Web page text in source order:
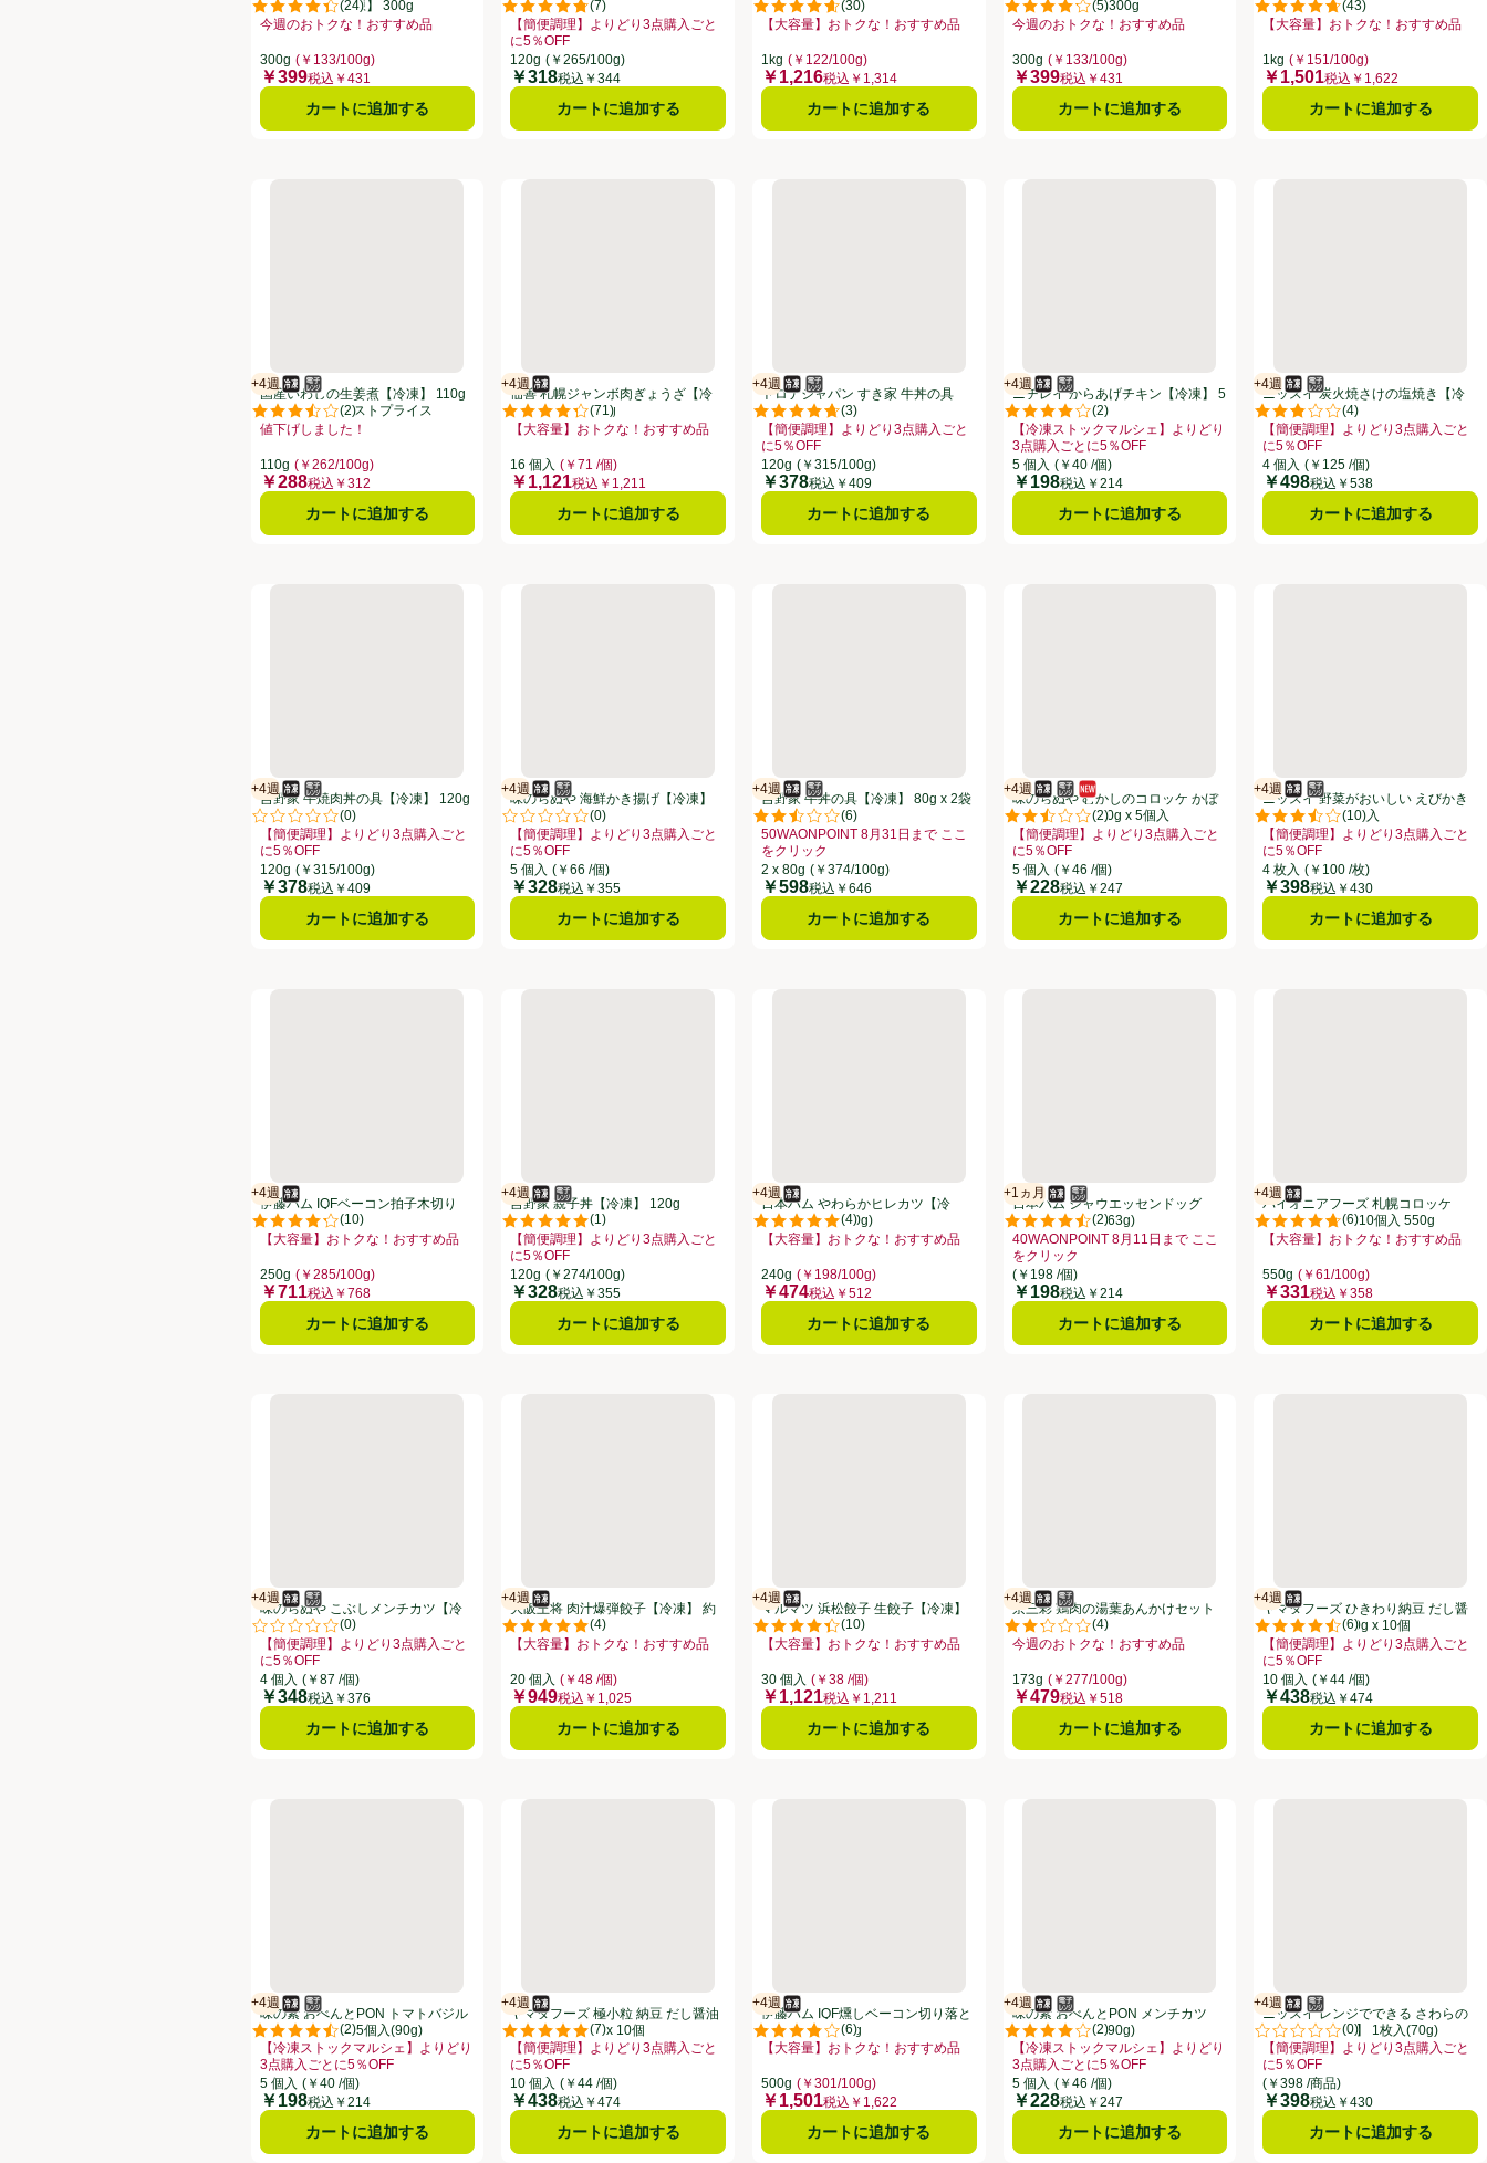
(24)
評価は24件のレビューで5点中4.4点。
れから揚げ【冷凍】 300g
今週のおトクな！おすすめ品
お買い得品名：今週のおトクな！おすすめ品、、クリックしてこのオファーのある全商品リストを表示
300g (￥133/100g)
価格
￥399税込￥431
カートに追加する
(7)
評価は7件のレビューで5点中4.7点。
【簡便調理】よりどり3点購入ごと
に5％OFF
お買い得品名：【簡便調理】よりどり3点購入ごとに5％OFF、、クリックしてこのオファーのある全商品リストを表示
120g (￥265/100g)
価格
￥318税込￥344
カートに追加する
(30)
評価は30件のレビューで5点中4.6点。
1kg
【大容量】おトクな！おすすめ品
1kg (￥122/100g)
価格
￥1,216税込￥1,314
カートに追加する
(5)
評価は5件のレビューで5点中4.2点。
ら揚げ【冷凍】 300g
今週のおトクな！おすすめ品
300g (￥133/100g)
価格
￥399税込￥431
カートに追加する
(43)
評価は43件のレビューで5点中
凍】 1kg
【大容量】おトクな！おすすめ品
1kg (￥151/100g)
価格
￥1,501税込￥1,622
カートに追加する
国産いわしの生姜煮【冷凍】 110g トップバリュベストプライス
+4週
賞味・消費期限保証：4週間
冷凍食品
電子レンジ使用可
(2)
評価は2件のレビューで5点中3.5点。
国産いわしの生姜煮【冷凍】 110g
トップバリュベストプライス
値下げしました！
お買い得品名：値下げしました！、、クリックしてこのオファーのある全商品リストを表示
110g (￥262/100g)
価格
￥288税込￥312
カートに追加する
佃善 札幌ジャンボ肉ぎょうざ【冷凍】 16個入 560g
+4週
賞味・消費期限保証：4週間
冷凍食品
(71)
評価は71件のレビューで5点中4.3点。
佃善 札幌ジャンボ肉ぎょうざ【冷
凍】 16個入 560g
【大容量】おトクな！おすすめ品
お買い得品名：【大容量】おトクな！おすすめ品、、クリックしてこのオファーのある全商品リストを表示
16 個入 (￥71 /個)
価格
￥1,121税込￥1,211
カートに追加する
トロナジャパン すき家 牛丼の具 120g
+4週
賞味・消費期限保証：4週間
冷凍食品
電子レンジ使用可
(3)
評価は3件のレビューで5点中4.7点。
トロナジャパン すき家 牛丼の具
120g
【簡便調理】よりどり3点購入ごと
に5％OFF
お買い得品名：【簡便調理】よりどり3点購入ごとに5％OFF、、クリックしてこのオファーのある全商品リストを表示
120g (￥315/100g)
価格
￥378税込￥409
カートに追加する
ニチレイ からあげチキン【冷凍】 5個入(85g)
+4週
賞味・消費期限保証：4週間
冷凍食品
電子レンジ使用可
(2)
評価は2件のレビューで5点中4.0点。
ニチレイ からあげチキン【冷凍】 5
個入(85g)
【冷凍ストックマルシェ】よりどり
3点購入ごとに5％OFF
お買い得品名：【冷凍ストックマルシェ】よりどり3点購入ごとに5％OFF、
5 個入 (￥40 /個)
価格
￥198税込￥214
カートに追加する
ニッスイ 炭火焼さけの塩焼き
+4週
賞味・消費期限保証：4週間
冷凍食品
電子レンジ使用可
(4)
評価は4件のレビューで5点中2.8
ニッスイ 炭火焼さけの塩焼き【冷
凍】 4個入
【簡便調理】よりどり3点購入ごと
に5％OFF
お買い得品名：【簡便調理】よりど
4 個入 (￥125 /個)
価格
￥498税込￥538
カートに追加する
吉野家 牛焼肉丼の具【冷凍】 120g
+4週
賞味・消費期限保証：4週間
冷凍食品
電子レンジ使用可
(0)
評価は0件のレビューで5点中0.0点。
吉野家 牛焼肉丼の具【冷凍】 120g
【簡便調理】よりどり3点購入ごと
に5％OFF
お買い得品名：【簡便調理】よりどり3点購入ごとに5％OFF、、クリックしてこのオファーのある全商品リストを表示
120g (￥315/100g)
価格
￥378税込￥409
カートに追加する
味のちぬや 海鮮かき揚げ【冷凍】 45g x 5枚
+4週
賞味・消費期限保証：4週間
冷凍食品
電子レンジ使用可
(0)
評価は0件のレビューで5点中0.0点。
味のちぬや 海鮮かき揚げ【冷凍】
45g x 5枚
【簡便調理】よりどり3点購入ごと
に5％OFF
お買い得品名：【簡便調理】よりどり3点購入ごとに5％OFF、、クリックしてこのオファーのある全商品リストを表示
5 個入 (￥66 /個)
価格
￥328税込￥355
カートに追加する
吉野家 牛丼の具【冷凍】 80g x 2袋
+4週
賞味・消費期限保証：4週間
冷凍食品
電子レンジ使用可
(6)
評価は6件のレビューで5点中2.5点。
吉野家 牛丼の具【冷凍】 80g x 2袋
50WAONPOINT 8月31日まで ここ
をクリック
お買い得品名：50WAONPOINT 8月31日まで ここをクリック、、クリックしてこのオファーのある全商品リストを表示
2 x 80g (￥374/100g)
価格
￥598税込￥646
カートに追加する
味のちぬや むかしのコロッケ かぼちゃ 【冷凍】 50g x 5個入
+4週
賞味・消費期限保証：4週間
冷凍食品
電子レンジ使用可
新商品
(2)
評価は2件のレビューで5点中2.5点。
味のちぬや むかしのコロッケ かぼ
ちゃ 【冷凍】 50g x 5個入
【簡便調理】よりどり3点購入ごと
に5％OFF
お買い得品名：【簡便調理】よりどり3点購入ごとに5％OFF、、クリックして
5 個入 (￥46 /個)
価格
￥228税込￥247
カートに追加する
ニッスイ 野菜がおいしい え
+4週
賞味・消費期限保証：4週間
冷凍食品
電子レンジ使用可
(10)
評価は10件のレビューで5点中
ニッスイ 野菜がおいしい えびかき
揚げ【冷凍】 4枚入
【簡便調理】よりどり3点購入ごと
に5％OFF
お買い得品名：【簡便調理】よりど
4 枚入 (￥100 /枚)
価格
￥398税込￥430
カートに追加する
伊藤ハム IQFベーコン拍子木切り【冷凍】 250g
+4週
賞味・消費期限保証：4週間
冷凍食品
(10)
評価は10件のレビューで5点中4.3点。
伊藤ハム IQFベーコン拍子木切り
【冷凍】 250g
【大容量】おトクな！おすすめ品
お買い得品名：【大容量】おトクな！おすすめ品、、クリックしてこのオファーのある全商品リストを表示
250g (￥285/100g)
価格
￥711税込￥768
カートに追加する
吉野家 親子丼【冷凍】 120g
+4週
賞味・消費期限保証：4週間
冷凍食品
電子レンジ使用可
(1)
評価は1件のレビューで5点中5.0点。
吉野家 親子丼【冷凍】 120g
【簡便調理】よりどり3点購入ごと
に5％OFF
お買い得品名：【簡便調理】よりどり3点購入ごとに5％OFF、、クリックしてこのオファーのある全商品リストを表示
120g (￥274/100g)
価格
￥328税込￥355
カートに追加する
日本ハム やわらかヒレカツ【冷凍】 10枚入(240g)
+4週
賞味・消費期限保証：4週間
冷凍食品
(4)
評価は4件のレビューで5点中5.0点。
日本ハム やわらかヒレカツ【冷
凍】 10枚入(240g)
【大容量】おトクな！おすすめ品
お買い得品名：【大容量】おトクな！おすすめ品、、クリックしてこのオファーのある全商品リストを表示
240g (￥198/100g)
価格
￥474税込￥512
カートに追加する
日本ハム シャウエッセンドッグ【冷凍】 1個入(63g)
+1ヵ月
賞味・消費期限保証：1ヵ月
冷凍食品
電子レンジ使用可
(2)
評価は2件のレビューで5点中4.5点。
日本ハム シャウエッセンドッグ
【冷凍】 1個入(63g)
40WAONPOINT 8月11日まで ここ
をクリック
お買い得品名：40WAONPOINT 8月11日まで ここをクリック、、クリックし
(￥198 /個)
価格
￥198税込￥214
カートに追加する
パイオニアフーズ 札幌コロ
+4週
賞味・消費期限保証：4週間
冷凍食品
(6)
評価は6件のレビューで5点中4.7
パイオニアフーズ 札幌コロッケ
コーン【冷凍】 10個入 550g
【大容量】おトクな！おすすめ品
550g (￥61/100g)
価格
￥331税込￥358
カートに追加する
味のちぬや こぶしメンチカツ【冷凍】 85g x 4個
+4週
賞味・消費期限保証：4週間
冷凍食品
電子レンジ使用可
(0)
評価は0件のレビューで5点中0.0点。
味のちぬや こぶしメンチカツ【冷
凍】 85g x 4個
【簡便調理】よりどり3点購入ごと
に5％OFF
お買い得品名：【簡便調理】よりどり3点購入ごとに5％OFF、、クリックしてこのオファーのある全商品リストを表示
4 個入 (￥87 /個)
価格
￥348税込￥376
カートに追加する
大阪王将 肉汁爆弾餃子【冷凍】 約20個入
+4週
賞味・消費期限保証：4週間
冷凍食品
(4)
評価は4件のレビューで5点中5.0点。
大阪王将 肉汁爆弾餃子【冷凍】 約
20個入
【大容量】おトクな！おすすめ品
20 個入 (￥48 /個)
価格
￥949税込￥1,025
カートに追加する
マルマツ 浜松餃子 生餃子【冷凍】 30個入
+4週
賞味・消費期限保証：4週間
冷凍食品
(10)
評価は10件のレビューで5点中4.4点。
マルマツ 浜松餃子 生餃子【冷凍】
30個入
【大容量】おトクな！おすすめ品
お買い得品名：【大容量】おトクな！おすすめ品、、クリックしてこのオファーのある全商品リストを表示
30 個入 (￥38 /個)
価格
￥1,121税込￥1,211
カートに追加する
京三彩 鶏肉の湯葉あんかけセット【冷凍】 173g
+4週
賞味・消費期限保証：4週間
冷凍食品
電子レンジ使用可
(4)
評価は4件のレビューで5点中2.3点。
京三彩 鶏肉の湯葉あんかけセット
【冷凍】 173g
今週のおトクな！おすすめ品
お買い得品名：今週のおトクな！おすすめ品、、クリックしてこのオファーの
173g (￥277/100g)
価格
￥479税込￥518
カートに追加する
ヤマダフーズ ひきわり納豆
+4週
賞味・消費期限保証：4週間
冷凍食品
(6)
評価は6件のレビューで5点中4.5
ヤマダフーズ ひきわり納豆 だし醤
油味【冷凍】 30g x 10個
【簡便調理】よりどり3点購入ごと
に5％OFF
お買い得品名：【簡便調理】よりど
10 個入 (￥44 /個)
価格
￥438税込￥474
カートに追加する
味の素 おべんとPON トマトバジルチキン【冷凍】 5個入(90g)
+4週
賞味・消費期限保証：4週間
冷凍食品
電子レンジ使用可
(2)
評価は2件のレビューで5点中4.5点。
味の素 おべんとPON トマトバジル
チキン【冷凍】 5個入(90g)
【冷凍ストックマルシェ】よりどり
3点購入ごとに5％OFF
お買い得品名：【冷凍ストックマルシェ】よりどり3点購入ごとに5％OFF、、クリックしてこのオファーのある全商品リストを表示
5 個入 (￥40 /個)
価格
￥198税込￥214
カートに追加する
ヤマダフーズ 極小粒 納豆 だし醤油味【冷凍】 30g x 10個
+4週
賞味・消費期限保証：4週間
冷凍食品
(7)
評価は7件のレビューで5点中5.0点。
ヤマダフーズ 極小粒 納豆 だし醤油
味【冷凍】 30g x 10個
【簡便調理】よりどり3点購入ごと
に5％OFF
お買い得品名：【簡便調理】よりどり3点購入ごとに5％OFF、、クリックしてこのオファーのある全商品リストを表示
10 個入 (￥44 /個)
価格
￥438税込￥474
カートに追加する
伊藤ハム IQF燻しベーコン切り落とし【冷凍】 500g
+4週
賞味・消費期限保証：4週間
冷凍食品
(6)
評価は6件のレビューで5点中3.8点。
伊藤ハム IQF燻しベーコン切り落と
し【冷凍】 500g
【大容量】おトクな！おすすめ品
お買い得品名：【大容量】おトクな！おすすめ品、、クリックしてこのオファーのある全商品リストを表示
500g (￥301/100g)
価格
￥1,501税込￥1,622
カートに追加する
味の素 おべんとPON メンチカツ【冷凍】 5個入(90g)
+4週
賞味・消費期限保証：4週間
冷凍食品
電子レンジ使用可
(2)
評価は2件のレビューで5点中4.0点。
味の素 おべんとPON メンチカツ
【冷凍】 5個入(90g)
【冷凍ストックマルシェ】よりどり
3点購入ごとに5％OFF
お買い得品名：【冷凍ストックマルシェ】よりどり3点購入ごとに5％OFF、
5 個入 (￥46 /個)
価格
￥228税込￥247
カートに追加する
ニッスイ レンジでできる さ
+4週
賞味・消費期限保証：4週間
冷凍食品
電子レンジ使用可
(0)
評価は0件のレビューで5点中0.0
ニッスイ レンジでできる さわらの
西京焼き【冷凍】 1枚入(70g)
【簡便調理】よりどり3点購入ごと
に5％OFF
お買い得品名：【簡便調理】よりど
(￥398 /商品)
価格
￥398税込￥430
カートに追加する